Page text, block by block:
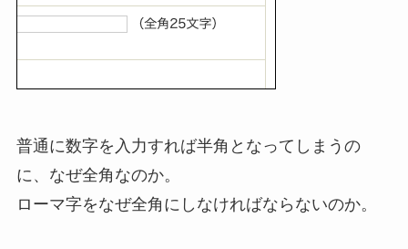
普通に数字を入力すれば半角となってしまうの
に、なぜ全角なのか。
ローマ字をなぜ全角にしなければならないのか。